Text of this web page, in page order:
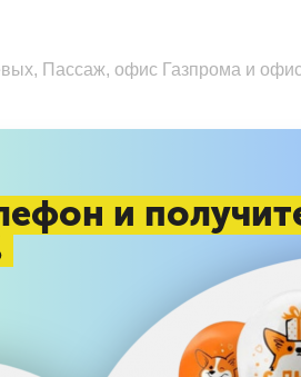
Пассаж, офис Газпрома и
также купили
и